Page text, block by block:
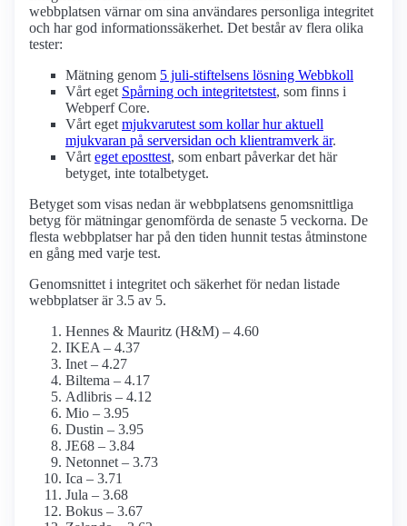
webbplatsen värnar om sina användares personliga integritet
och har god informations­säkerhet. Det består av flera olika
tester:
Mätning genom 5 juli-stiftelsens lösning Webbkoll
Vårt eget Spårning och integritetstest, som finns i
Webperf Core.
Vårt eget mjukvarutest som kollar hur aktuell
mjukvaran på serversidan och klient­ramverk är.
Vårt eget eposttest, som enbart påverkar det här
betyget, inte totalbetyget.
Betyget som visas nedan är webbplatsens genomsnittliga
betyg för mätningar genomförda de senaste 5 veckorna. De
flesta webbplatser har på den tiden hunnit testas åtminstone
en gång med varje test.
Genomsnittet i integritet och säkerhet för nedan listade
webbplatser är 3.5 av 5.
Hennes & Mauritz (H&M) – 4.60
IKEA – 4.37
Inet – 4.27
Biltema – 4.17
Adlibris – 4.12
Mio – 3.95
Dustin – 3.95
JE68 – 3.84
Netonnet – 3.73
Ica – 3.71
Jula – 3.68
Bokus – 3.67